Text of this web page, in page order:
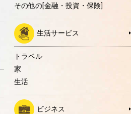
その他の[金融・投資・保険]
生活サービス
トラベル
家
生活
ビジネス